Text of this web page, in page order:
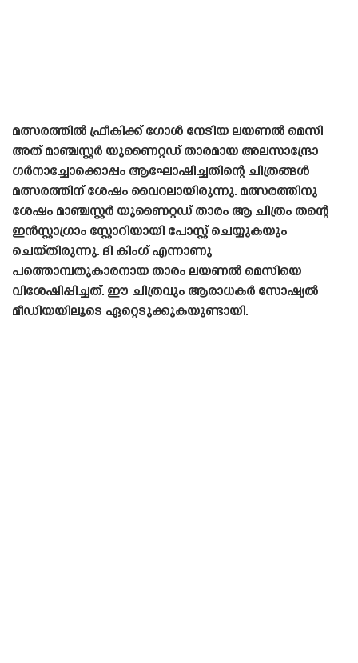
മത്സരത്തിൽ ഫ്രീകിക്ക് ഗോൾ നേടിയ ലയണൽ മെസി
അത് മാഞ്ചസ്റ്റർ യുണൈറ്റഡ് താരമായ അലസാന്ദ്രോ
ഗർനാച്ചോക്കൊപ്പം ആഘോഷിച്ചതിന്റെ ചിത്രങ്ങൾ
മത്സരത്തിന് ശേഷം വൈറലായിരുന്നു. മത്സരത്തിനു
ശേഷം മാഞ്ചസ്റ്റർ യുണൈറ്റഡ് താരം ആ ചിത്രം തന്റെ
ഇൻസ്റ്റാഗ്രാം സ്റ്റോറിയായി പോസ്റ്റ് ചെയ്യുകയും
ചെയ്‌തിരുന്നു. ദി കിംഗ് എന്നാണു
പത്തൊമ്പതുകാരനായ താരം ലയണൽ മെസിയെ
വിശേഷിപ്പിച്ചത്. ഈ ചിത്രവും ആരാധകർ സോഷ്യൽ
മീഡിയയിലൂടെ ഏറ്റെടുക്കുകയുണ്ടായി.